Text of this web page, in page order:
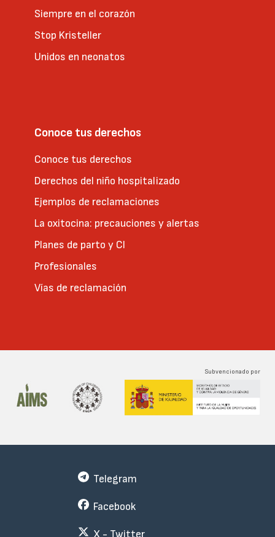
Siempre en el corazón
Stop Kristeller
Unidos en neonatos
Conoce tus derechos
Conoce tus derechos
Derechos del niño hospitalizado
Ejemplos de reclamaciones
La oxitocina: precauciones y alertas
Planes de parto y CI
Profesionales
Vías de reclamación
Subvencionado por
Telegram
Facebook
X - Twitter